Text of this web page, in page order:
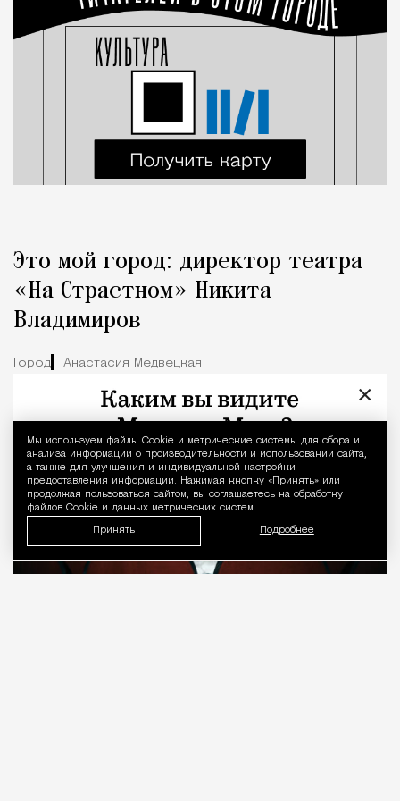
Уведомление
Мы используем файлы Сookie и метрические системы для сбора и
анализа информации о производительности и использовании сайта,
а также для улучшения и индивидуальной настройки
предоставления информации. Нажимая кнопку «Принять» или
продолжая пользоваться сайтом, вы соглашаетесь на обработку
файлов Cookie и данных метрических систем.
Принять Подробнее
Это мой город: директор театра
«На Страстном» Никита
Владимиров
Город Анастасия Медвецкая
×